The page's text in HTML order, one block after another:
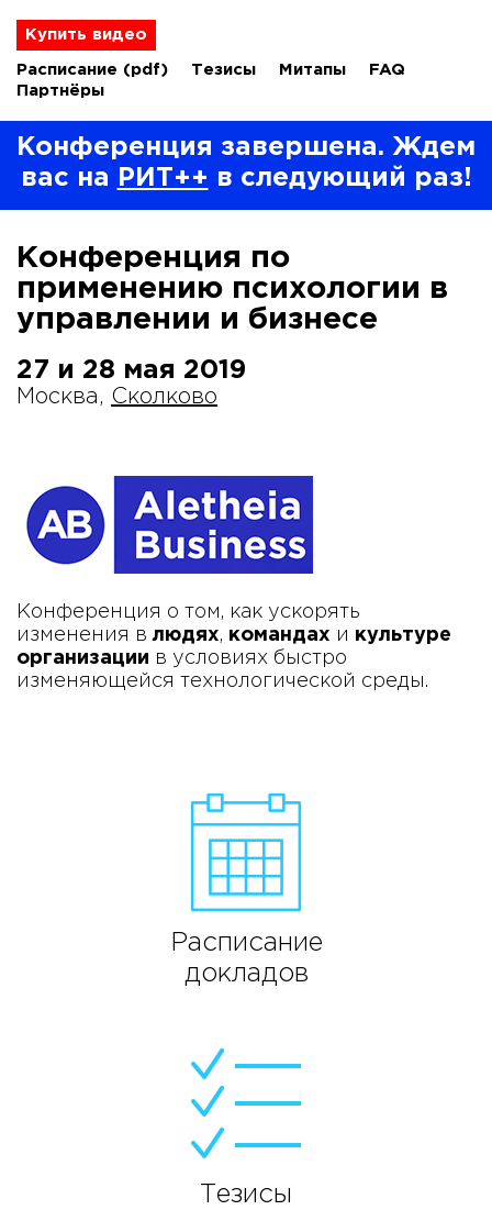
Купить видео
Расписание (pdf) Тезисы Митапы
FAQ
Партнёры
Конференция завершена. Ждем
вас на
РИТ++ в следующий раз!
Конференция по
применению психологии в
управлении и бизнесе
27 и 28 мая 2019
Москва, Сколково
Конференция о том, как ускорять
изменения влюдях, командах и культуре
организации в условиях быстро
изменяющейся технологической среды.
Расписание
докладов
Тезисы